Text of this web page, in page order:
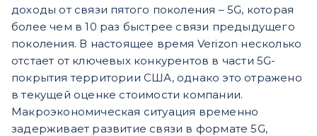
доходы от связи пятого поколения – 5G, которая
более чем в 10 раз быстрее связи предыдущего
поколения. В настоящее время Verizon несколько
отстает от ключевых конкурентов в части 5G-
покрытия территории США, однако это отражено
в текущей оценке стоимости компании.
Макроэкономическая ситуация временно
задерживает развитие связи в формате 5G,